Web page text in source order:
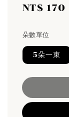
Sale
NT$ 170
朵數單位
5朵一束